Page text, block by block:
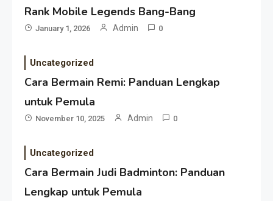
Rank Mobile Legends Bang-Bang
January 1, 2026 Admin 0
Uncategorized
Cara Bermain Remi: Panduan Lengkap
untuk Pemula
November 10, 2025 Admin 0
Uncategorized
Cara Bermain Judi Badminton: Panduan
Lengkap untuk Pemula